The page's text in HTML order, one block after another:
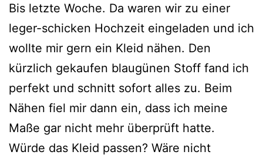
Bis letzte Woche. Da waren wir zu einer
leger-schicken Hochzeit eingeladen und ich
wollte mir gern ein Kleid nähen. Den
kürzlich gekaufen blaugünen Stoff fand ich
perfekt und schnitt sofort alles zu. Beim
Nähen fiel mir dann ein, dass ich meine
Maße gar nicht mehr überprüft hatte.
Würde das Kleid passen? Wäre nicht